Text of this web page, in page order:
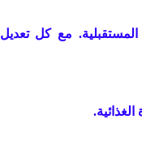
مع كل تعديل